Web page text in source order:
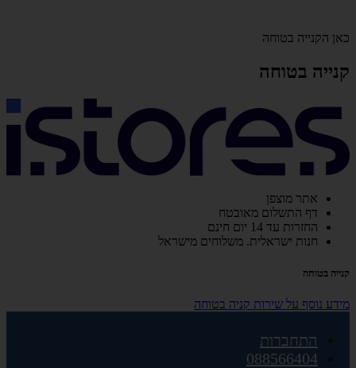
כאן הקנייה בטוחה
קנייה בטוחה
אתר מוצפן
דף התשלום מאובטח
החזרות עד 14 יום חינם
חנות ישראלית. משלוחים מישראל
קנייה בטוחה
מידע נוסף על שירות קניה בטוחה
התחברות
088566404